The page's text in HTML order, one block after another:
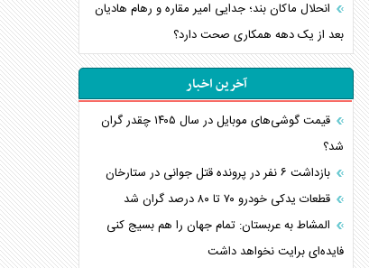
انحلال ماکان بند؛ جدایی امیر مقاره و رهام هادیان
بعد از یک دهه همکاری صحت دارد؟
آخرین اخبار
قیمت گوشی‌های موبایل در سال ۱۴۰۵ چقدر گران
شد؟
بازداشت ۶ نفر در پرونده قتل جوانی در ستارخان
قطعات یدکی خودرو ۷۰ تا ۸۰ درصد گران شد
المشاط به عربستان: تمام جهان را هم بسیج کنی
فایده‌ای برایت نخواهد داشت